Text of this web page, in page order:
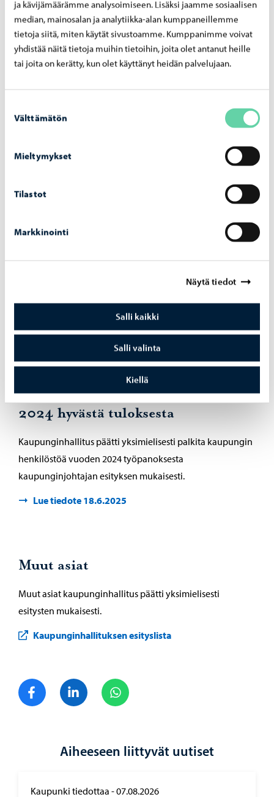
ja kävijämäärämme analysoimiseen. Lisäksi jaamme sosiaalisen
median, mainosalan ja analytiikka-alan kumppaneillemme
tietoja siitä, miten käytät sivustoamme. Kumppanimme voivat
yhdistää näitä tietoja muihin tietoihin, joita olet antanut heille
tai joita on kerätty, kun olet käyttänyt heidän palvelujaan.
valinta
Välttämätön
Mieltymykset
Tilastot
Markkinointi
Näytä tiedot
Salli kaikki
Salli valinta
Kiellä
Kirsti Nuotio, Borgå Reumaförening – Porvoon
Reumayhdistys ry, varajäsen Maija-Leena Paulamäki,
Borgå Reumaförening – Porvoon Reumayhdistys ry
Antti Sinisaari, Porvoon Invalidit ry-Borgå Invalider rf,
varajäsen Matti Lehesniemi Suomen Nivelyhdistys ry
ry- Borgånejdens Allergi-, och Astmaförening rf,
lihastautiyhdistys
Nyland r.f., varajäsen Marja Wilén Porvoon seudun
Håkan Westerholm, Borgå Nejdens Döva rf-Porvoon
itsenäinen
Leena Ongley, Porvoon Seudun Kuulo ry, varajäsen
Sirpa Pirttimaa-Törnqvist, Suomen Nivelyhdistys ry.,
varajäsen Janica Lyytikäinen, itsenäinen
Henkilöstön palkitseminen vuoden
2024 hyvästä tuloksesta
Kaupunginhallitus päätti yksimielisesti palkita kaupungin
henkilöstöä vuoden 2024 työpanoksesta
kaupunginjohtajan esityksen mukaisesti.
Lue tiedote 18.6.2025
Muut asiat
Muut asiat kaupunginhallitus päätti yksimielisesti
esitysten mukaisesti.
Kaupunginhallituksen esityslista
Jaa FacebookJaa LinkedIn
Aiheeseen liittyvät uutiset
Kaupunki tiedottaa -07.08.2026